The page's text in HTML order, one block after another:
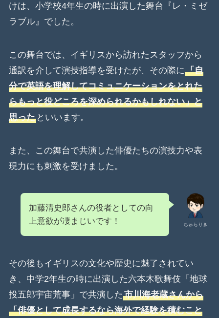
けは、小学校4年生の時に出演した舞台『レ・ミゼ
ラブル』でした。
この舞台では、イギリスから訪れたスタッフから
通訳を介して演技指導を受けたが、その際に「自
分で英語を理解してコミュニケーションをとれた
らもっと役どころを深められるかもしれない」と
思ったといいます。
また、この舞台で共演した俳優たちの演技力や表
現力にも刺激を受けました。
ちゅらりき
加藤清史郎さんの役者としての向
上意欲が凄まじいです！
その後もイギリスの文化や歴史に魅了されてい
き、中学2年生の時に出演した六本木歌舞伎「地球
投五郎宇宙荒事」で共演した市川海老蔵さんから
「俳優として成長するなら海外で経験を積むこと